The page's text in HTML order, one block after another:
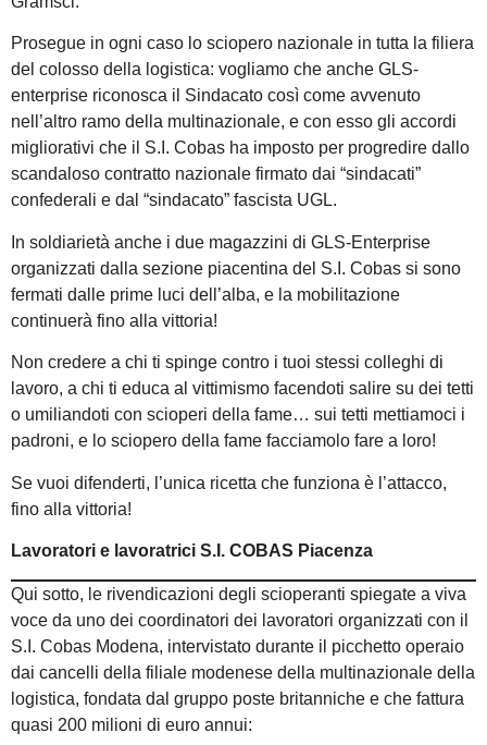
Prosegue in ogni caso lo sciopero nazionale in tutta la filiera
del colosso della logistica: vogliamo che anche GLS-
enterprise riconosca il Sindacato così come avvenuto
nell’altro ramo della multinazionale, e con esso gli accordi
migliorativi che il S.I. Cobas ha imposto per progredire dallo
scandaloso contratto nazionale firmato dai “sindacati”
confederali e dal “sindacato” fascista UGL.
In soldiarietà anche i due magazzini di GLS-Enterprise
organizzati dalla sezione piacentina del S.I. Cobas si sono
fermati dalle prime luci dell’alba, e la mobilitazione
continuerà fino alla vittoria!
Non credere a chi ti spinge contro i tuoi stessi colleghi di
lavoro, a chi ti educa al vittimismo facendoti salire su dei tetti
o umiliandoti con scioperi della fame… sui tetti mettiamoci i
padroni, e lo sciopero della fame facciamolo fare a loro!
Se vuoi difenderti, l’unica ricetta che funziona è l’attacco,
fino alla vittoria!
Lavoratori e lavoratrici S.I. COBAS Piacenza
Qui sotto, le rivendicazioni degli scioperanti spiegate a viva
voce da uno dei coordinatori dei lavoratori organizzati con il
S.I. Cobas Modena, intervistato durante il picchetto operaio
dai cancelli della filiale modenese della multinazionale della
logistica, fondata dal gruppo poste britanniche e che fattura
quasi 200 milioni di euro annui: